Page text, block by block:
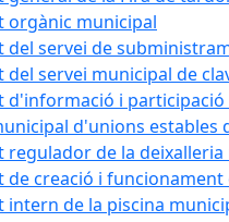
orgànic municipal
del servei de
del servei municipal de
d'informació i participació
d'unions estables
regulador de la
de creació i
intern de la piscina